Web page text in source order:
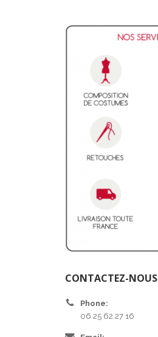
CONTACTEZ-NOUS
Phone:
06 25 62 27 16